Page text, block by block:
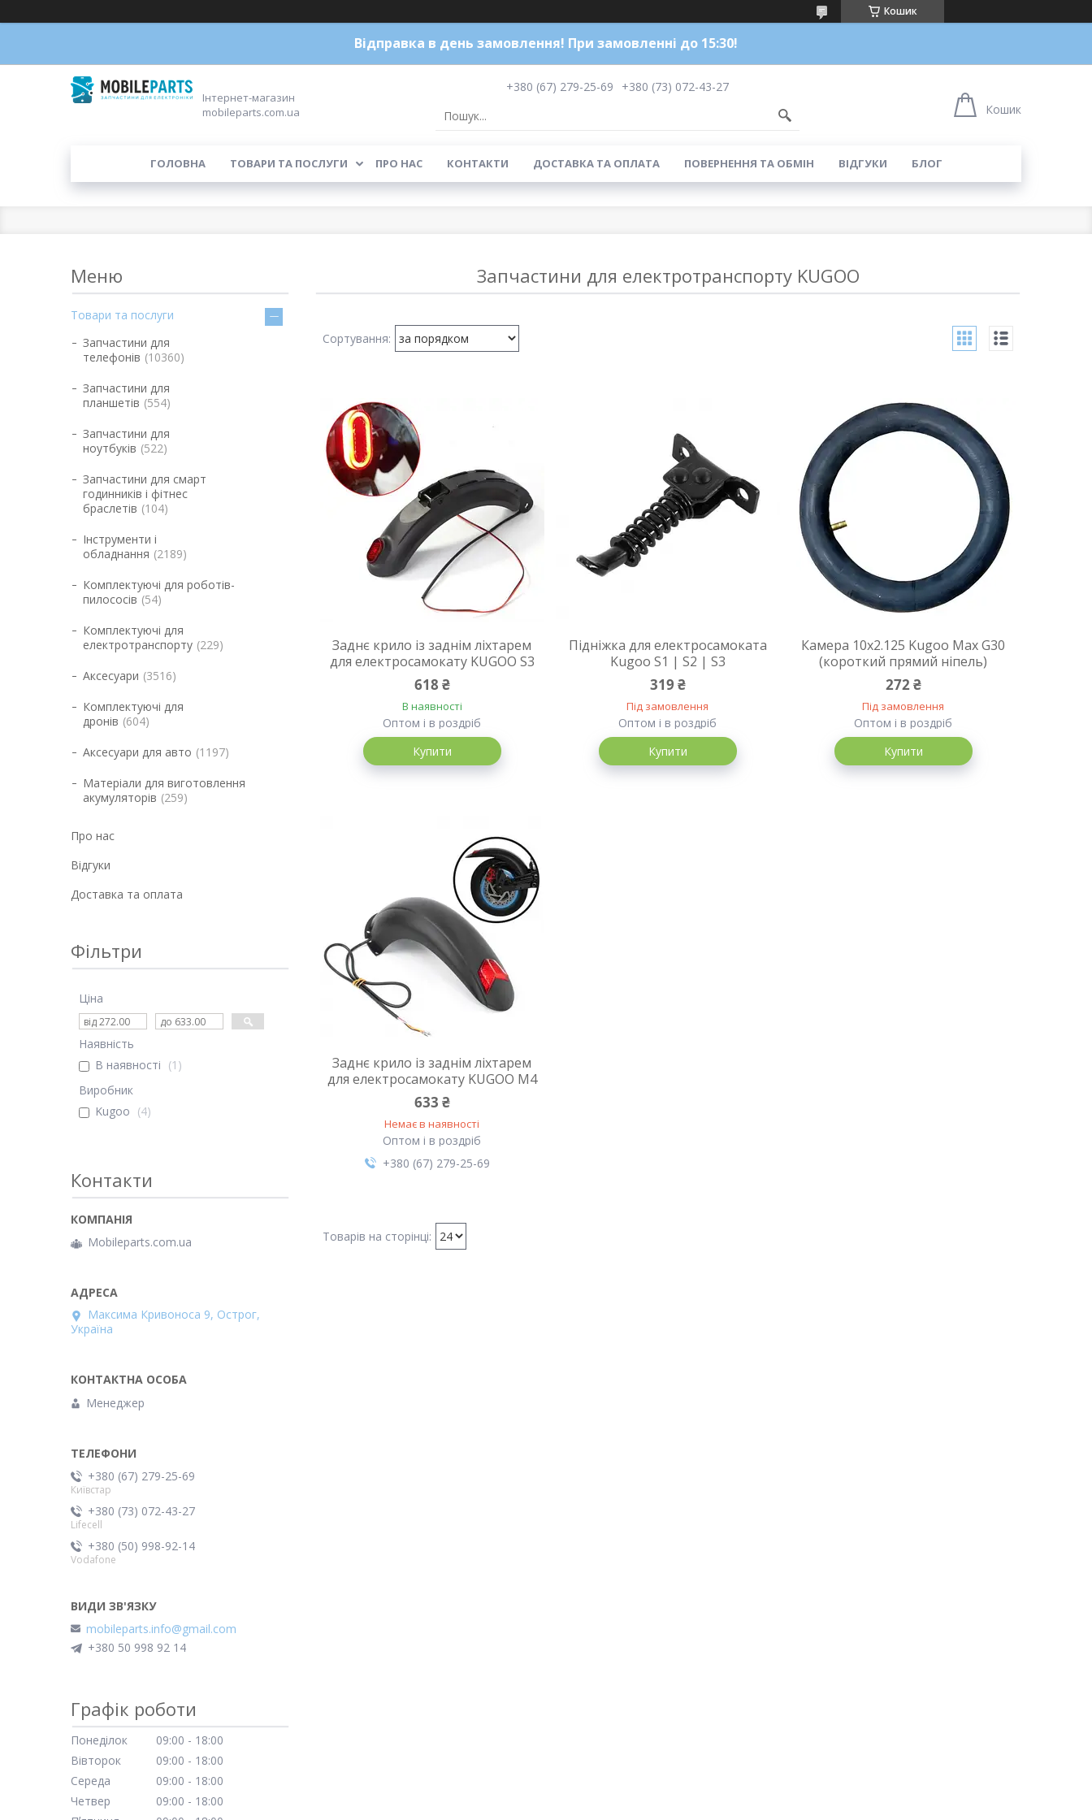
Кошик
Відправка в день замовлення! При замовленні до 15:30!
Інтернет-магазин
mobileparts.com.ua
+380 (67) 279-25-69
+380 (73) 072-43-27
Кошик
ГОЛОВНА ТОВАРИ ТА ПОСЛУГИ ПРО НАС КОНТАКТИ ДОСТАВКА ТА ОПЛАТА ПОВЕРНЕННЯ ТА ОБМІН ВІДГУКИ БЛОГ
Запчастини для електротранспорту KUGOO
Заднє крило із заднім ліхтарем
для електросамокату KUGOO S3
618 ₴
В наявності
Оптом і в роздріб
Купити
Підніжка для електросамоката
Kugoo S1 | S2 | S3
319 ₴
Під замовлення
Оптом і в роздріб
Купити
Камера 10х2.125 Kugoo Max G30
(короткий прямий ніпель)
272 ₴
Під замовлення
Оптом і в роздріб
Купити
Заднє крило із заднім ліхтарем
для електросамокату KUGOO M4
633 ₴
Немає в наявності
Оптом і в роздріб
+380 (67) 279-25-69
Товари та послуги
Запчастини для
телефонів 10360
Запчастини для
планшетів 554
Запчастини для
ноутбуків 522
Запчастини для смарт
годинників і фітнес
браслетів 104
Інструменти і
обладнання 2189
Комплектуючі для роботів-
пилососів 54
Комплектуючі для
електротранспорту 229
Аксесуари 3516
Комплектуючі для
дронів 604
Аксесуари для авто 1197
Матеріали для виготовлення
акумуляторів 259
Про нас
Відгуки
Доставка та оплата
Фільтри
Ціна
Наявність
В наявності
1
Виробник
Kugoo
4
Контакти
Mobileparts.com.ua
Максима Кривоноса 9, Острог,
Україна
Менеджер
+380 (67) 279-25-69
Київстар
+380 (73) 072-43-27
Lifecell
+380 (50) 998-92-14
Vodafone
mobileparts.info@gmail.com
+380 50 998 92 14
Графік роботи
Понеділок 09:00
18:00
Вівторок
09:00
18:00
Середа
09:00
18:00
Четвер
09:00
18:00